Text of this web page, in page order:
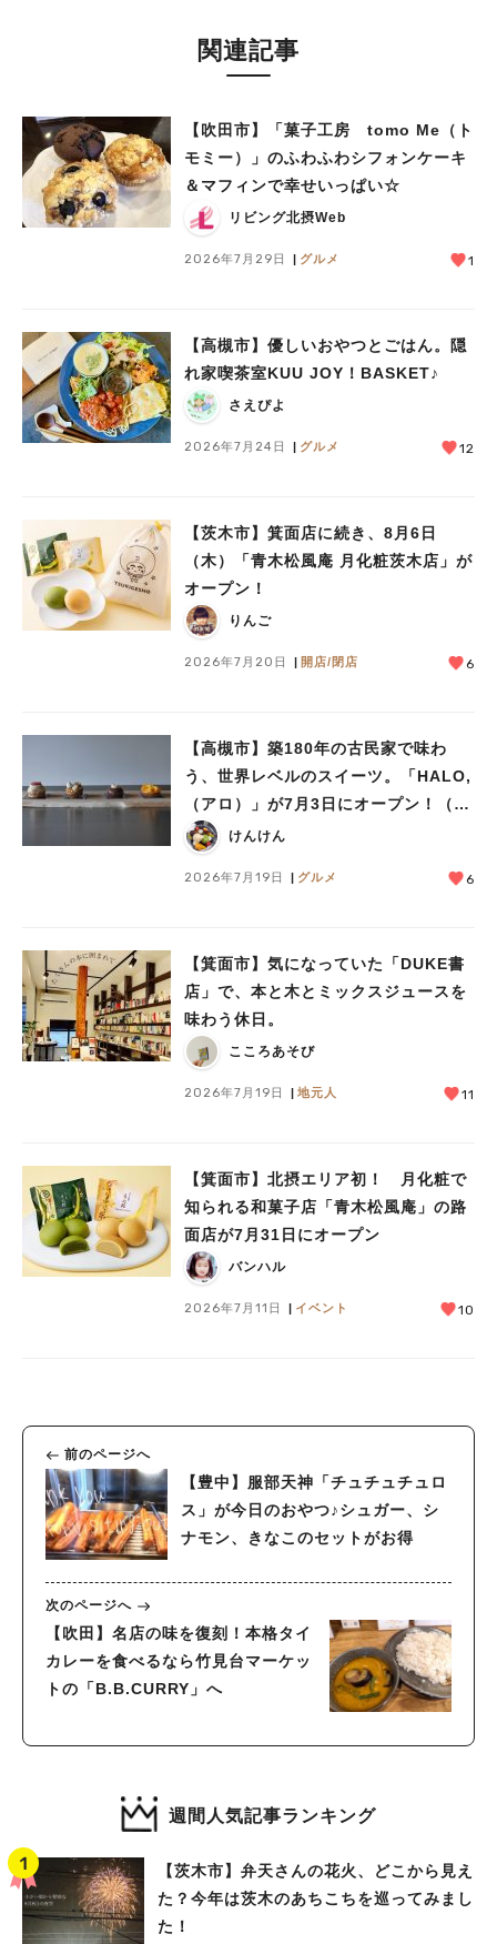
関連記事
【吹田市】「菓子工房 tomo Me（ト
モミー）」のふわふわシフォンケーキ
＆マフィンで幸せいっぱい☆
リビング北摂Web
2026年7月29日 グルメ 1
【高槻市】優しいおやつとごはん。隠
れ家喫茶室KUU JOY！BASKET♪
さえぴよ
2026年7月24日 グルメ 12
【茨木市】箕面店に続き、8月6日
（木）「青木松風庵 月化粧茨木店」が
オープン！
りんご
2026年7月20日 開店/閉店 6
【高槻市】築180年の古民家で味わ
う、世界レベルのスイーツ。「HALO,
（アロ）」が7月3日にオープン！（教
えたい/教えて）
けんけん
2026年7月19日 グルメ 6
【箕面市】気になっていた「DUKE書
店」で、本と木とミックスジュースを
味わう休日。
こころあそび
2026年7月19日 地元人 11
【箕面市】北摂エリア初！ 月化粧で
知られる和菓子店「青木松風庵」の路
面店が7月31日にオープン
バンハル
2026年7月11日 イベント 10
前のページへ
【豊中】服部天神「チュチュチュロ
ス」が今日のおやつ♪シュガー、シ
ナモン、きなこのセットがお得
次のページへ
【吹田】名店の味を復刻！本格タイ
カレーを食べるなら竹見台マーケッ
トの「B.B.CURRY」へ
週間人気記事ランキング
【茨木市】弁天さんの花火、どこから見え
た？今年は茨木のあちこちを巡ってみまし
た！